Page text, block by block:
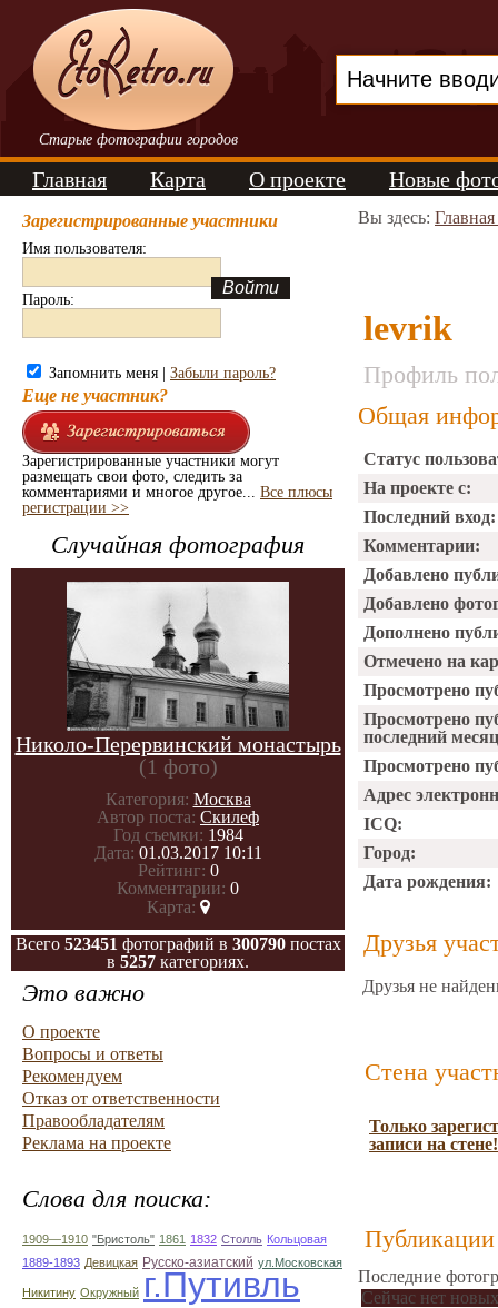
Старые фотографии городов
Главная Карта О проекте Новые
Зарегистрированные участники
Имя пользователя:
Пароль:
Запомнить меня | Забыли пароль?
Еще не участник?
Зарегистрированные участники могут
размещать свои фото, следить за
комментариями и многое другое... Все плюсы
регистрации >>
Случайная фотография
Николо-Перервинский монастырь
(1 фото)
Категория: Москва
Автор поста: Скилеф
Год съемки: 1984
Дата: 01.03.2017 10:11
Рейтинг: 0
Комментарии: 0
Карта:
Всего 523451 фотографий в 300790постах
в 5257 категориях.
Это важно
О проекте
Вопросы и ответы
Рекомендуем
Отказ от ответственности
Правообладателям
Реклама на проекте
Слова для поиска:
1909—1910 "Бристоль" 1861 1832 Столль Кольцовая
1889-1893 Девицкая Русско-азиатский ул.Московская
Никитину Окружный г.Путивль
Вы здесь:
levrik
Профиль
Общая
Статус
На проекте с:
Последний вход:
Комментарии:
Добавлено
Добавлено
Дополнено
Отмечено на
Просмотрено
Просмотрено
последний
Просмотрено
Адрес
ICQ:
Город:
Дата рождения:
Друзья
Друзья не
Стена
Только
записи на стене!
Публикации
Последние
Сейчас нет